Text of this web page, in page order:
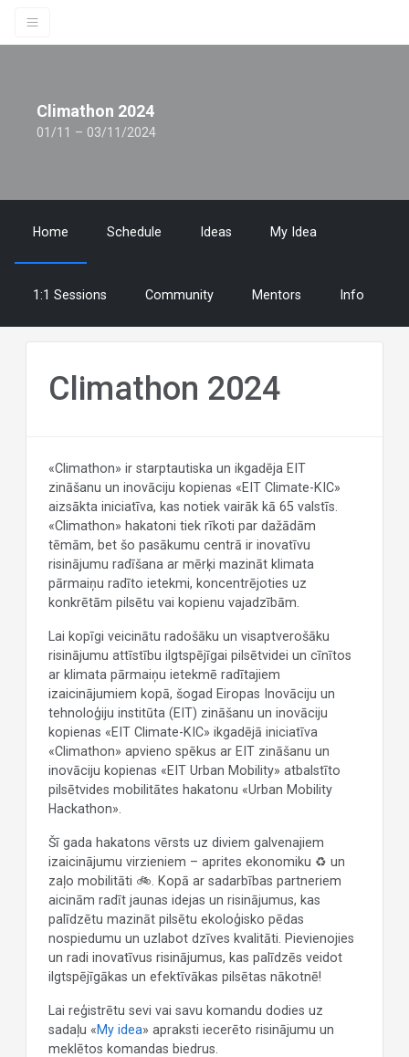
Climathon 2024
01/11 – 03/11/2024
Home Schedule Ideas My Idea
1:1 Sessions Community Mentors Info
Climathon 2024
«Climathon» ir starptautiska un ikgadēja EIT
zināšanu un inovāciju kopienas «EIT Climate-KIC»
aizsākta iniciatīva, kas notiek vairāk kā 65 valstīs.
«Climathon» hakatoni tiek rīkoti par dažādām
tēmām, bet šo pasākumu centrā ir inovatīvu
risinājumu radīšana ar mērķi mazināt klimata
pārmaiņu radīto ietekmi, koncentrējoties uz
konkrētām pilsētu vai kopienu vajadzībām.
Lai kopīgi veicinātu radošāku un visaptverošāku
risinājumu attīstību ilgtspējīgai pilsētvidei un cīnītos
ar klimata pārmaiņu ietekmē radītajiem
izaicinājumiem kopā, šogad Eiropas Inovāciju un
tehnoloģiju institūta (EIT) zināšanu un inovāciju
kopienas «EIT Climate-KIC» ikgadējā iniciatīva
«Climathon» apvieno spēkus ar EIT zināšanu un
inovāciju kopienas «EIT Urban Mobility» atbalstīto
pilsētvides mobilitātes hakatonu «Urban Mobility
Hackathon».
Šī gada hakatons vērsts uz diviem galvenajiem
izaicinājumu virzieniem – aprites ekonomiku ♻️ un
zaļo mobilitāti 🚲. Kopā ar sadarbības partneriem
aicinām radīt jaunas idejas un risinājumus, kas
palīdzētu mazināt pilsētu ekoloģisko pēdas
nospiedumu un uzlabot dzīves kvalitāti. Pievienojies
un radi inovatīvus risinājumus, kas palīdzēs veidot
ilgtspējīgākas un efektīvākas pilsētas nākotnē!
Lai reģistrētu sevi vai savu komandu dodies uz
sadaļu «My idea» apraksti iecerēto risinājumu un
meklētos komandas biedrus.